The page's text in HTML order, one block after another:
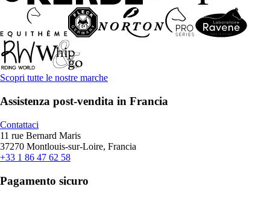
Scopri tutte le nostre marche
Assistenza post-vendita in Francia
Contattaci
11 rue Bernard Maris
37270 Montlouis-sur-Loire, Francia
+33 1 86 47 62 58
Pagamento sicuro